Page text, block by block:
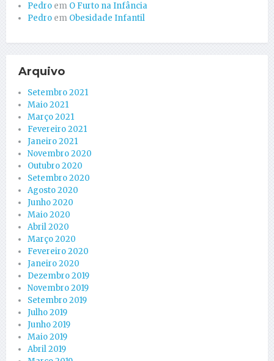
Pedro em O Furto na Infância
Pedro em Obesidade Infantil
Arquivo
Setembro 2021
Maio 2021
Março 2021
Fevereiro 2021
Janeiro 2021
Novembro 2020
Outubro 2020
Setembro 2020
Agosto 2020
Junho 2020
Maio 2020
Abril 2020
Março 2020
Fevereiro 2020
Janeiro 2020
Dezembro 2019
Novembro 2019
Setembro 2019
Julho 2019
Junho 2019
Maio 2019
Abril 2019